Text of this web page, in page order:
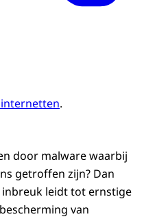
.
door malware waarbij
getroffen zijn? Dan
leidt tot ernstige
van